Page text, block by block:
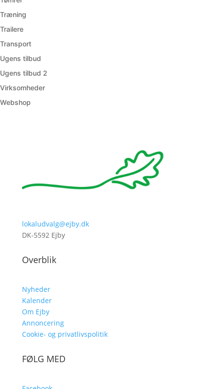
Træning
Trailere
Transport
Ugens tilbud
Ugens tilbud 2
Virksomheder
Webshop
lokaludvalg@ejby.dk
DK-5592 Ejby
Overblik
Nyheder
Kalender
Om Ejby
Annoncering
Cookie- og privatlivspolitik
FØLG MED